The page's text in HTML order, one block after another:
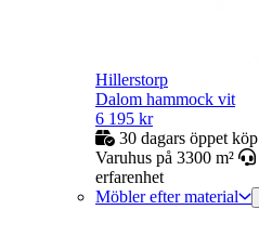
Hillerstorp
Dalom hammock vit
6 195 kr
30 dagars öppet köp
Varuhus på 3300 m²
erfarenhet
Möbler efter material